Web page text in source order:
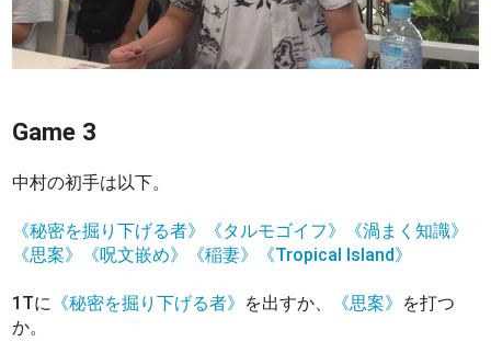
Game 3
中村の初手は以下。
《秘密を掘り下げる者》 《タルモゴイフ》
《渦まく知識》
《思案》
《呪文嵌め》 《稲妻》 《Tropical Island》
1Tに 《秘密を掘り下げる者》 を出すか、 《思案》 を打つ
か。